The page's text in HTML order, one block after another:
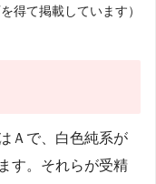
得て掲載しています）
Ａで、白色純系が
す。それらが受精